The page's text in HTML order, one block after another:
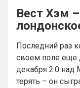
Вест Хэм
Последний раз
своем поле еще
декабря 2:0 над
терять – он